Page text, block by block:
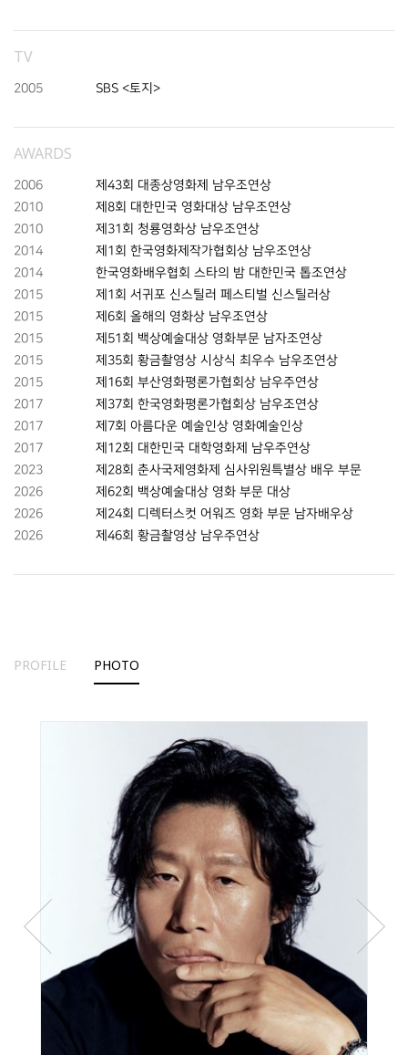
TV
2005 SBS <토지>
AWARDS
2006
제43회 대종상영화제 남우조연상
2010
제8회 대한민국 영화대상 남우조연상
2010
제31회 청룡영화상 남우조연상
2014
제1회 한국영화제작가협회상 남우조연상
2014
한국영화배우협회 스타의 밤 대한민국 톱조연상
2015
제1회 서귀포 신스틸러 페스티벌 신스틸러상
2015
제6회 올해의 영화상 남우조연상
2015
제51회 백상예술대상 영화부문 남자조연상
2015
제35회 황금촬영상 시상식 최우수 남우조연상
2015
제16회 부산영화평론가협회상 남우주연상
2017
제37회 한국영화평론가협회상 남우조연상
2017
제7회 아름다운 예술인상 영화예술인상
2017
제12회 대한민국 대학영화제 남우주연상
2023
제28회 춘사국제영화제 심사위원특별상 배우 부문
2026
제62회 백상예술대상 영화 부문 대상
2026
제24회 디렉터스컷 어워즈 영화 부문 남자배우상
2026
제46회 황금촬영상 남우주연상
PROFILE PHOTO